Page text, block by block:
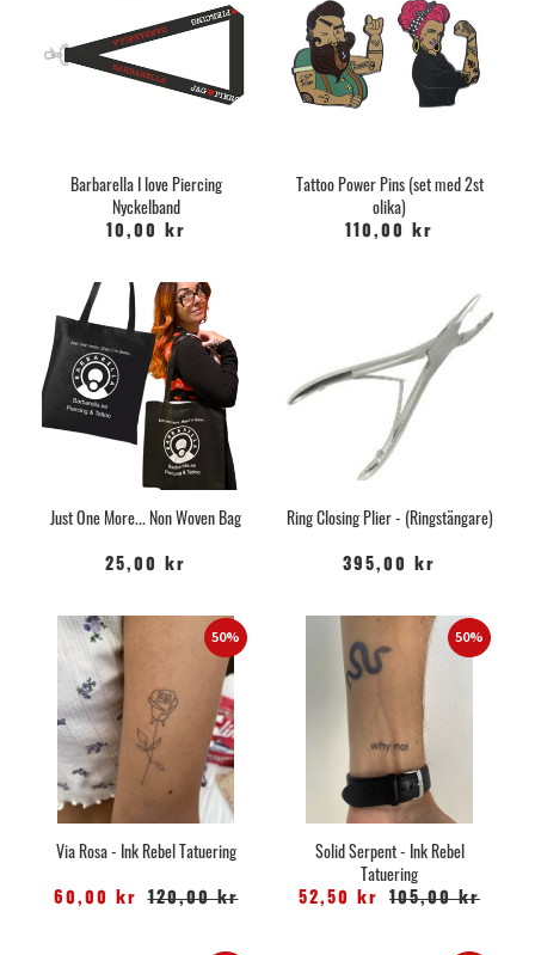
Barbarella I love Piercing
Nyckelband
10,00 kr
Tattoo Power Pins (set med 2st
olika)
110,00 kr
Just One More... Non Woven Bag
25,00 kr
Ring Closing Plier - (Ringstängare)
395,00 kr
50%
Via Rosa - Ink Rebel Tatuering
60,00 kr 120,00 kr
50%
Solid Serpent - Ink Rebel
Tatuering
52,50 kr 105,00 kr